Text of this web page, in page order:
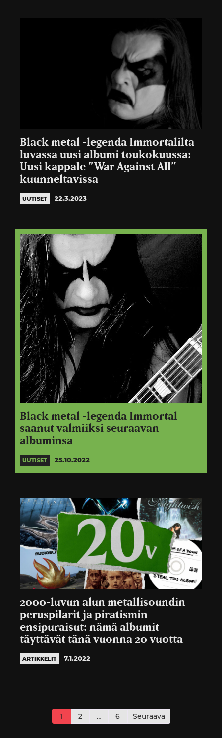
Black metal -legenda Immortalilta
luvassa uusi albumi toukokuussa:
Uusi kappale ”War Against All”
kuunneltavissa
UUTISET 22.3.2023
Black metal -legenda Immortal
saanut valmiiksi seuraavan
albuminsa
UUTISET 25.10.2022
2000-luvun alun metallisoundin
peruspilarit ja piratismin
ensipuraisut: nämä albumit
täyttävät tänä vuonna 20 vuotta
ARTIKKELIT 7.1.2022
sivutus
1 2 … 6 Seuraava